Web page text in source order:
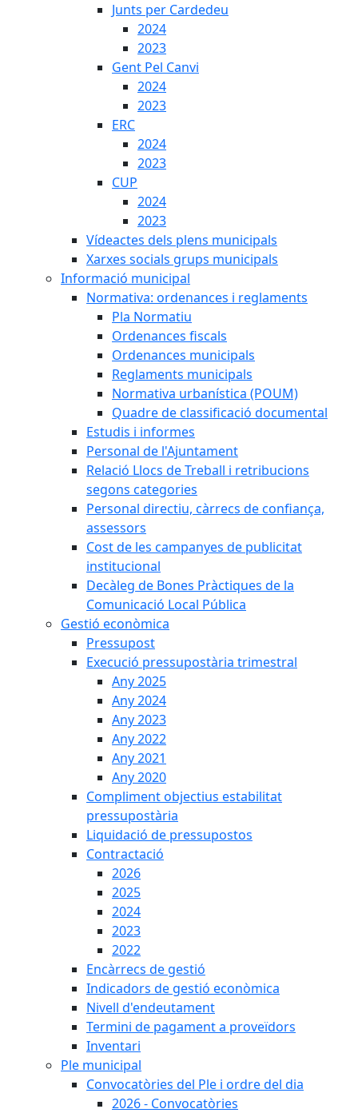
Junts per Cardedeu
2024
2023
Gent Pel Canvi
2024
2023
ERC
2024
2023
CUP
2024
2023
Vídeactes dels plens municipals
Xarxes socials grups municipals
Informació municipal
Normativa: ordenances i reglaments
Pla Normatiu
Ordenances fiscals
Ordenances municipals
Reglaments municipals
Normativa urbanística (POUM)
Quadre de classificació documental
Estudis i informes
Personal de l'Ajuntament
Relació Llocs de Treball i retribucions
segons categories
Personal directiu, càrrecs de confiança,
assessors
Cost de les campanyes de publicitat
institucional
Decàleg de Bones Pràctiques de la
Comunicació Local Pública
Gestió econòmica
Pressupost
Execució pressupostària trimestral
Any 2025
Any 2024
Any 2023
Any 2022
Any 2021
Any 2020
Compliment objectius estabilitat
pressupostària
Liquidació de pressupostos
Contractació
2026
2025
2024
2023
2022
Encàrrecs de gestió
Indicadors de gestió econòmica
Nivell d'endeutament
Termini de pagament a proveïdors
Inventari
Ple municipal
Convocatòries del Ple i ordre del dia
2026 - Convocatòries